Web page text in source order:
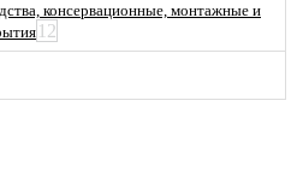
консервационные, монтажные и
12